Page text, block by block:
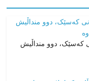
کەسێک، دوو منداڵیش